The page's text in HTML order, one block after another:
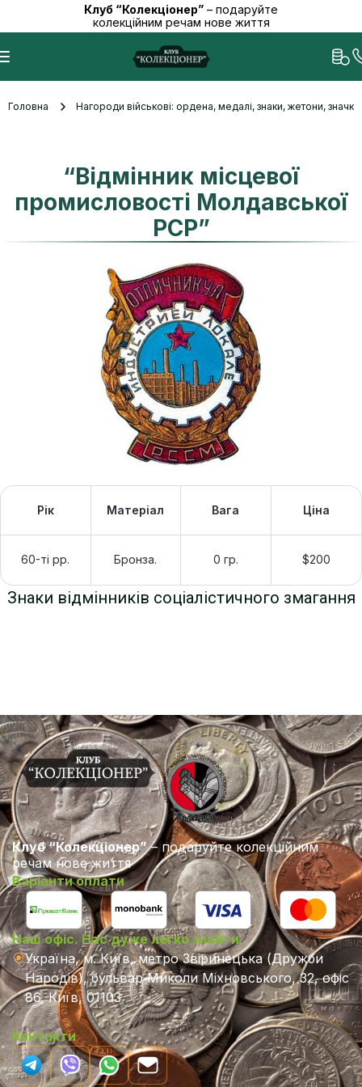
Клуб “Колекціонер” – подаруйте
колекційним речам нове життя
Головна Нагороди військові: ордена, медалі, знаки, жетони,
“Відмінник місцевої
промисловості Молдавської
РСР”
Рік Матеріал Вага Ціна
60-ті рр. Бронза. 0 гр. $200
Знаки відмінників соціалістичного змагання
Клуб “Колекціонер”– подаруйте колекційним
речам нове життя
Варіанти оплати
Наш офіс. Нас дуже легко знайти.
Україна, м. Київ, метро Звіринецька (Дружби
Народів), бульвар Миколи Міхновського, 32, офіс
86, Київ, 01103
Контакти